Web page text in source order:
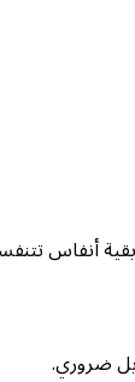
أنفاس
بل ضروري.